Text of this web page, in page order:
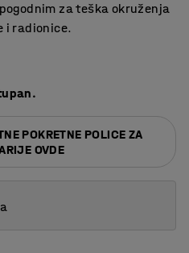
za teška okruženja
i radionice.
POKRETNE POLICE ZA
OVDE